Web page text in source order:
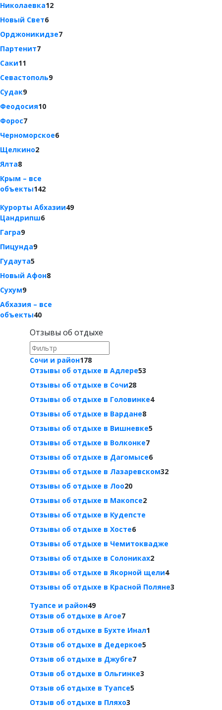
Николаевка12
Новый Свет6
Орджоникидзе7
Партенит7
Саки11
Севастополь9
Судак9
Феодосия10
Форос7
Черноморское6
Щелкино2
Ялта8
Крым – все
объекты142
Курорты Абхазии49
Цандрипш6
Гагра9
Пицунда9
Гудаута5
Новый Афон8
Сухум9
Абхазия – все
объекты40
Отзывы об отдыхе
Сочи и район178
Отзывы об отдыхе в Адлере53
Отзывы об отдыхе в Сочи28
Отзывы об отдыхе в Головинке4
Отзывы об отдыхе в Вардане8
Отзывы об отдыхе в Вишневке5
Отзывы об отдыхе в Волконке7
Отзывы об отдыхе в Дагомысе6
Отзывы об отдыхе в Лазаревском32
Отзывы об отдыхе в Лоо20
Отзывы об отдыхе в Макопсе2
Отзывы об отдыхе в Кудепсте
Отзывы об отдыхе в Хосте6
Отзывы об отдыхе в Чемитоквадже
Отзывы об отдыхе в Солониках2
Отзывы об отдыхе в Якорной щели4
Отзывы об отдыхе в Красной Поляне3
Туапсе и район49
Отзыв об отдыхе в Агое7
Отзыв об отдыхе в Бухте Инал1
Отзыв об отдыхе в Дедеркое5
Отзыв об отдыхе в Джубге7
Отзыв об отдыхе в Ольгинке3
Отзыв об отдыхе в Туапсе5
Отзыв об отдыхе в Пляхо3